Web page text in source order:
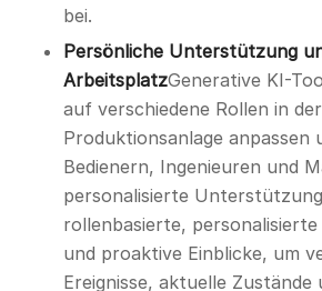
bei.
Persönliche Unterstützung
ArbeitsplatzGenerative KI-
auf verschiedene Rollen in der
Produktionsanlage anpassen
Bedienern, Ingenieuren und
personalisierte
rollenbasierte,
und proaktive Einblicke, um
Ereignisse, aktuelle Zustände